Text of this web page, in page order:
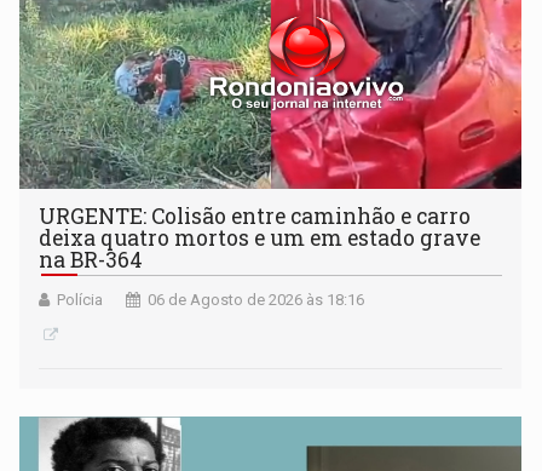
URGENTE: Colisão entre caminhão e carro
deixa quatro mortos e um em estado grave
na BR-364
Polícia 06 de Agosto de 2026 às 18:16